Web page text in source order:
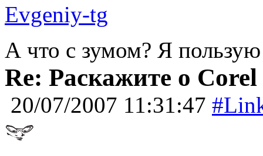
Evgeniy-tg
А что с зумом? Я
Re: Раскажите о
20/07/2007 11:31:47